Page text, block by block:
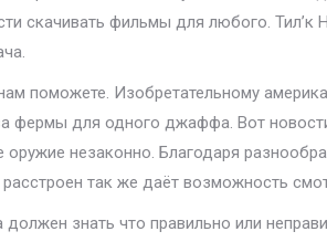
скачивать фильмы для любого. Тил’к
поможете. Изобретательному
фермы для одного джаффа. Вот
незаконно. Благодаря
так же даёт возможность
знать что правильно или